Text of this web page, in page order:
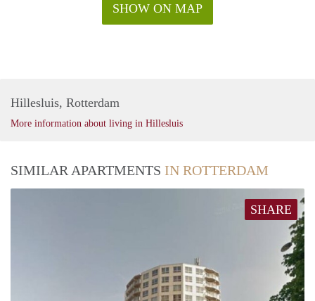
SHOW ON MAP
Hillesluis, Rotterdam
More information about living in Hillesluis
SIMILAR APARTMENTS IN ROTTERDAM
SHARE